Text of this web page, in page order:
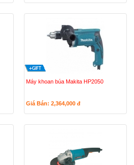
Máy khoan búa Makita HP2050
Giá Bán: 2,364,000 đ